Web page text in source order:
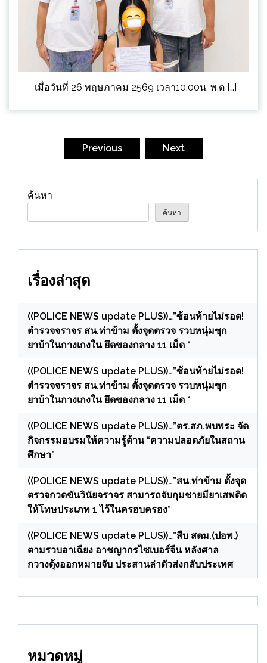
เมื่อวันที่ 26 พฤษภาคม 2569 เวลา10.00น. พ.ต […]
Previous Next
ค้นหา
ค้นหา
เรื่องล่าสุด
((POLICE NEWS update PLUS))…”ซ้อนท้ายไม่รอด!
ตำรวจจราจร สน.ท่าข้าม ตั้งจุดตรวจ รวบหนุ่มซุก
ยาบ้าในกางเกงใน ยึดของกลาง 11 เม็ด “
((POLICE NEWS update PLUS))…”ซ้อนท้ายไม่รอด!
ตำรวจจราจร สน.ท่าข้าม ตั้งจุดตรวจ รวบหนุ่มซุก
ยาบ้าในกางเกงใน ยึดของกลาง 11 เม็ด “
((POLICE NEWS update PLUS))…”ตร.สภ.พบพระ จัด
กิจกรรมอบรมให้ความรู้ด้าน “ความปลอดภัยในสถาน
ศึกษา”
((POLICE NEWS update PLUS))…”สน.ท่าข้าม ตั้งจุด
ตรวจกวดขันวินัยจราจร สามารถจับกุมชายมียาเสพติด
ให้โทษประเภท 1 ไว้ในครอบครอง”
((POLICE NEWS update PLUS))…”สืบ สตม.(ปอพ.)
ตามรวบอาเฉียง อาชญากรไซเบอร์จีน หลังศาล
กวางตุ้งออกหมายจับ ประสานล่าตัวส่งกลับประเทศ
หมวดหมู่